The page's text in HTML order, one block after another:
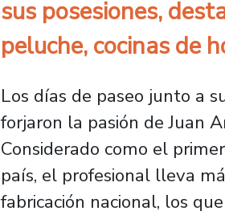
sus posesiones,
peluche, cocinas de
Los días de paseo junto a
forjaron la pasión de Juan
Considerado como el
país, el profesional lleva
fabricación nacional, los